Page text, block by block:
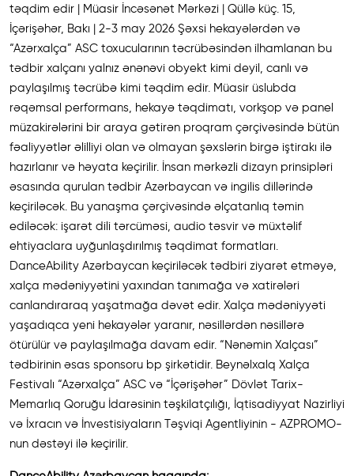
təqdim edir | Müasir İncəsənət Mərkəzi | Qüllə küç. 15,
İçərişəhər, Bakı | 2-3 may 2026 Şəxsi hekayələrdən və
“Azərxalça” ASC toxucularının təcrübəsindən ilhamlanan bu
tədbir xalçanı yalnız ənənəvi obyekt kimi deyil, canlı və
paylaşılmış təcrübə kimi təqdim edir. Müasir üslubda
rəqəmsal performans, hekayə təqdimatı, vorkşop və panel
müzakirələrini bir araya gətirən proqram çərçivəsində bütün
fəaliyyətlər əlilliyi olan və olmayan şəxslərin birgə iştirakı ilə
hazırlanır və həyata keçirilir. İnsan mərkəzli dizayn prinsipləri
əsasında qurulan tədbir Azərbaycan və ingilis dillərində
keçiriləcək. Bu yanaşma çərçivəsində əlçatanlıq təmin
ediləcək: işarət dili tərcüməsi, audio təsvir və müxtəlif
ehtiyaclara uyğunlaşdırılmış təqdimat formatları.
DanceAbility Azərbaycan keçiriləcək tədbiri ziyarət etməyə,
xalça mədəniyyətini yaxından tanımağa və xatirələri
canlandıraraq yaşatmağa dəvət edir. Xalça mədəniyyəti
yaşadıqca yeni hekayələr yaranır, nəsillərdən nəsillərə
ötürülür və paylaşılmağa davam edir. “Nənəmin Xalçası”
tədbirinin əsas sponsoru bp şirkətidir. Beynəlxalq Xalça
Festivalı “Azərxalça” ASC və “İçərişəhər” Dövlət Tarix-
Memarlıq Qoruğu İdarəsinin təşkilatçılığı, İqtisadiyyat Nazirliyi
və İxracın və İnvestisiyaların Təşviqi Agentliyinin - AZPROMO-
nun dəstəyi ilə keçirilir.